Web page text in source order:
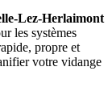
Lez-Herlaimont
les systèmes
propre et
votre vidange